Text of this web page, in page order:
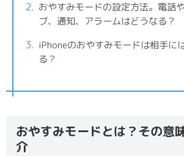
おやすみモードの設定方法。電話
ブ、通知、アラームはどうなる？
iPhoneのおやすみモードは相手に
る？
おやすみモードとは？その意
介